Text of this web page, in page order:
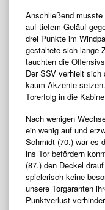
Anschließend
auf tiefem Geläuf
drei Punkte im
gestaltete sich lange
tauchten die
Der SSV verhielt sich
kaum Akzente
Torerfolg in die
Nach wenigen
ein wenig auf und
Schmidt (70.) war es
ins Tor befördern
(87.) den Deckel
spielerisch keine
unsere Torgaranten
Punktverlust